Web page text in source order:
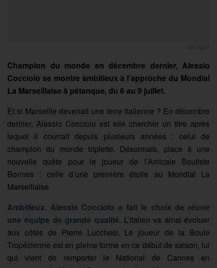
Champion du monde en décembre dernier, Alessio
Cocciolo se montre ambitieux à l’approche du Mondial
La Marseillaise à pétanque, du 6 au 9 juillet.
Et si Marseille devenait une terre italienne ? En décembre
dernier, Alessio Cocciolo est allé chercher un titre après
lequel il courrait depuis plusieurs années : celui de
champion du monde triplette. Désormais, place à une
nouvelle quête pour le joueur de l’Amicale Bouliste
Bormes : celle d’une première étoile au Mondial La
Marseillaise.
Ambitieux, Alessio Cocciolo a fait le choix de réunir
une équipe de grande qualité. L’Italien va ainsi évoluer
aux côtés de Pierre Lucchesi. Le joueur de la Boule
Tropézienne est en pleine forme en ce début de saison, lui
qui vient de remporter le National de Cannes en